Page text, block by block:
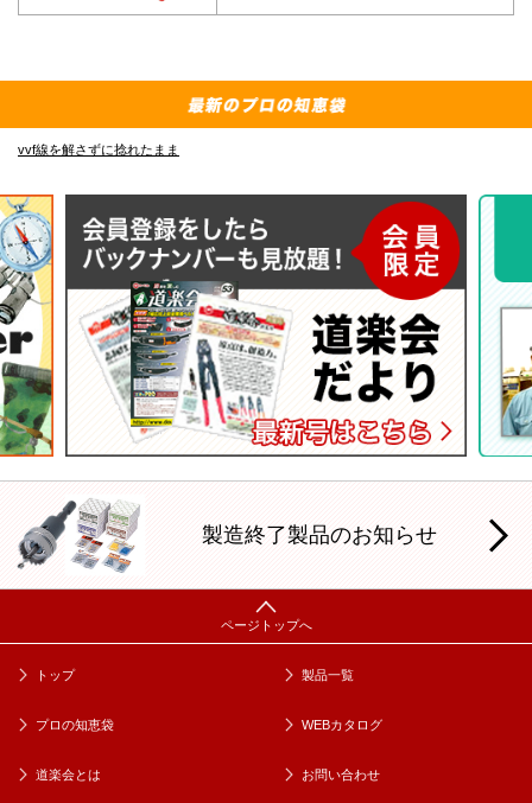
製造終了製品のお知らせ
トップ 製品一覧
プロの知恵袋 WEBカタログ
道楽会とは お問い合わせ